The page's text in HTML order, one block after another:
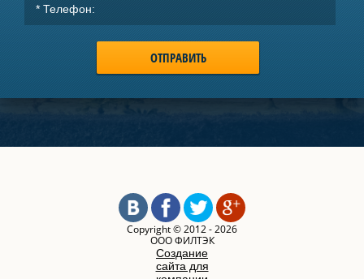
ОТПРАВИТЬ
Copyright © 2012 - 2026
ООО ФИЛТЭК
Создание
сайта для